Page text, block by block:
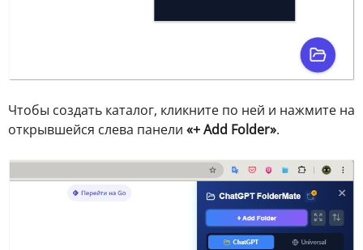
Чтобы создать каталог, кликните по ней и нажмите на
открывшейся слева панели «+ Add Folder».